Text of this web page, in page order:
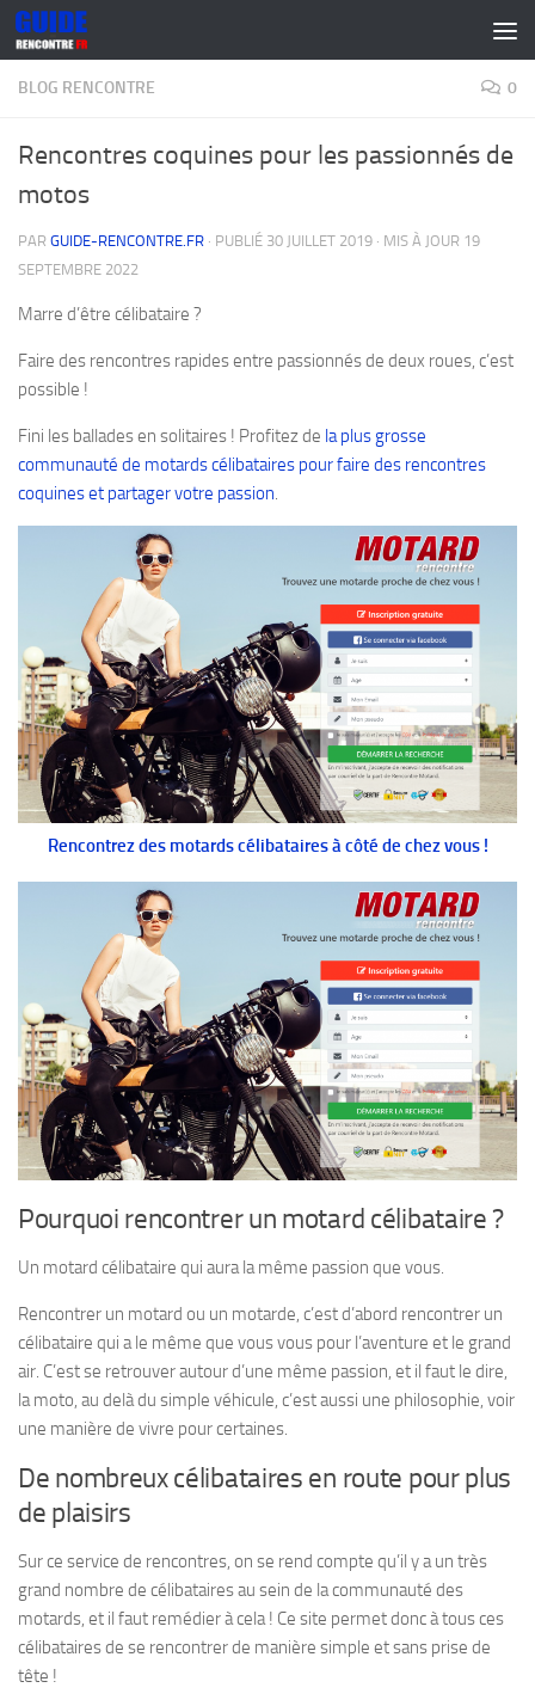
Skip to content
BLOG RENCONTRE 0
Rencontres coquines pour les passionnés de
motos
PAR GUIDE-RENCONTRE.FR · PUBLIÉ 30 JUILLET 2019 · MIS À JOUR 19
SEPTEMBRE 2022
Marre d’être célibataire ?
Faire des rencontres rapides entre passionnés de deux roues, c’est
possible !
Fini les ballades en solitaires ! Profitez de la plus grosse
communauté de motards célibataires pour faire des rencontres
coquines et partager votre passion.
Rencontrez des motards célibataires à côté de chez vous !
Pourquoi rencontrer un motard célibataire ?
Un motard célibataire qui aura la même passion que vous.
Rencontrer un motard ou un motarde, c’est d’abord rencontrer un
célibataire qui a le même que vous vous pour l’aventure et le grand
air. C’est se retrouver autour d’une même passion, et il faut le dire,
la moto, au delà du simple véhicule, c’est aussi une philosophie, voir
une manière de vivre pour certaines.
De nombreux célibataires en route pour plus
de plaisirs
Sur ce service de rencontres, on se rend compte qu’il y a un très
grand nombre de célibataires au sein de la communauté des
motards, et il faut remédier à cela ! Ce site permet donc à tous ces
célibataires de se rencontrer de manière simple et sans prise de
tête !